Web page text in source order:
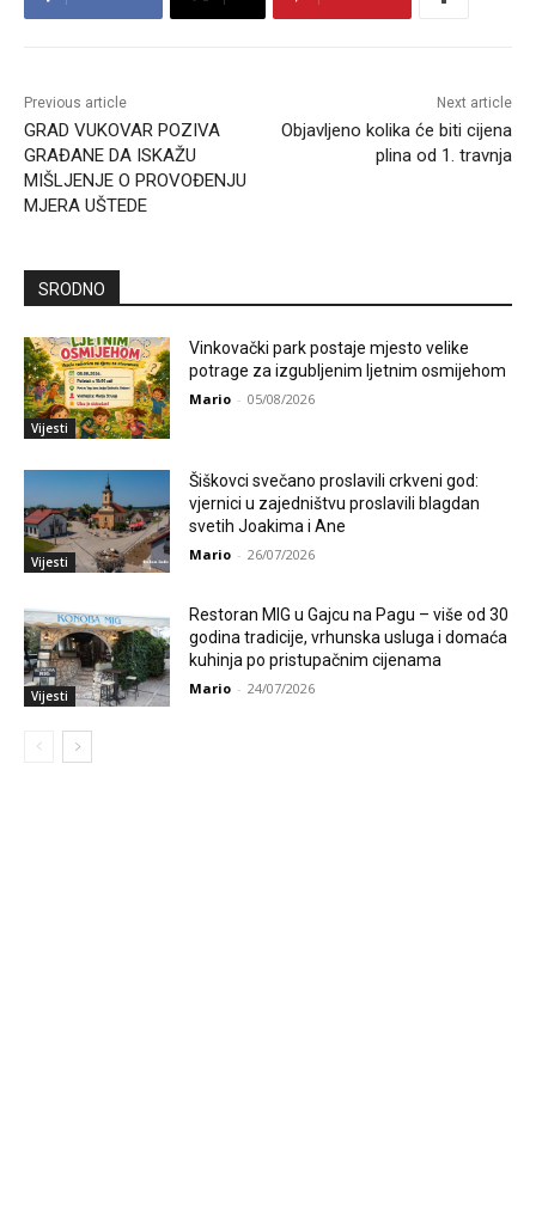
Previous article
GRAD VUKOVAR POZIVA
GRAĐANE DA ISKAŽU
MIŠLJENJE O PROVOĐENJU
MJERA UŠTEDE
Next article
Objavljeno kolika će biti cijena
plina od 1. travnja
SRODNO
Vijesti
Vinkovački park postaje mjesto velike
potrage za izgubljenim ljetnim osmijehom
Mario - 05/08/2026
Vijesti
Šiškovci svečano proslavili crkveni god:
vjernici u zajedništvu proslavili blagdan
svetih Joakima i Ane
Mario - 26/07/2026
Vijesti
Restoran MIG u Gajcu na Pagu – više od 30
godina tradicije, vrhunska usluga i domaća
kuhinja po pristupačnim cijenama
Mario - 24/07/2026